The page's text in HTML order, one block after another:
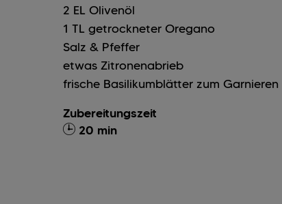
2 EL Olivenöl
1 TL getrockneter Oregano
Salz & Pfeffer
etwas Zitronenabrieb
frische Basilikumblätter zum Garnieren
Zubereitungszeit
20 min